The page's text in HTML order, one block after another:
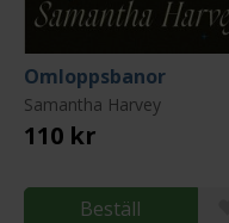
Omloppsbanor
Samantha Harvey
110 kr
Beställ